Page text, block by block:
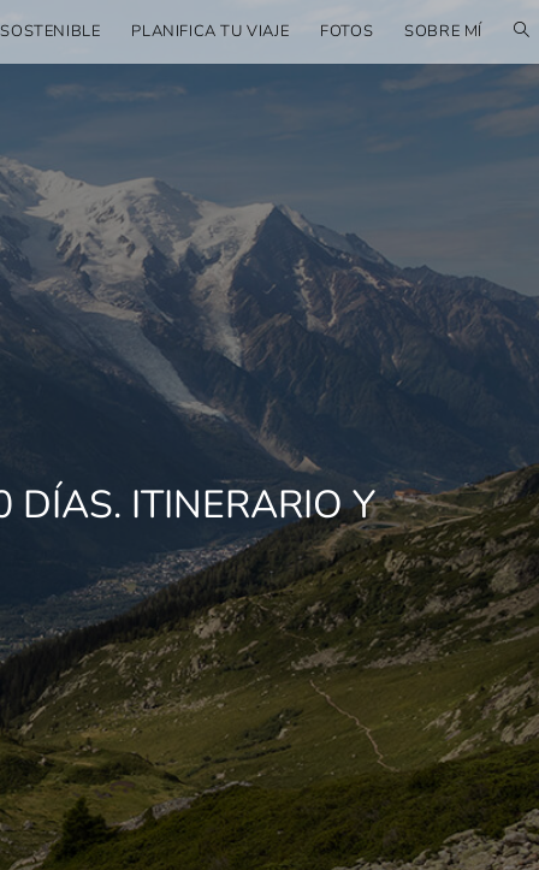
PLANIFICA TU VIAJE FOTOS SOBRE MÍ
DÍAS. ITINERARIO Y